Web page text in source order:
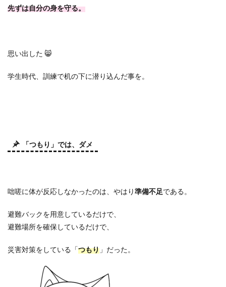
先ずは自分の身を守る。
思い出した 😸
学生時代、訓練で机の下に潜り込んだ事を。
「つもり」では、ダメ
咄嗟に体が反応しなかったのは、やはり準備不足である。
避難バックを用意しているだけで、
避難場所を確保しているだけで、
災害対策をしている「つもり 」だった。